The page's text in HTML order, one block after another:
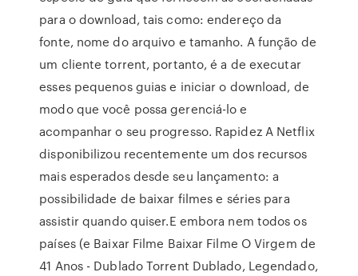
para o download, tais como: endereço da
fonte, nome do arquivo e tamanho. A função de
um cliente torrent, portanto, é a de executar
esses pequenos guias e iniciar o download, de
modo que você possa gerenciá-lo e
acompanhar o seu progresso. Rapidez A Netflix
disponibilizou recentemente um dos recursos
mais esperados desde seu lançamento: a
possibilidade de baixar filmes e séries para
assistir quando quiser.E embora nem todos os
países (e Baixar Filme Baixar Filme O Virgem de
41 Anos - Dublado Torrent Dublado, Legendado,